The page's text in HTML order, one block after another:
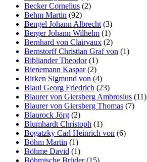
Becker Cornelius (2)
Behm Martin (92)
Bengel Johann Albrecht(3)
Berger Johann Wilhelm (1)
Bernhard von Clairvaux (2)
Bernstorff Christian Graf von (1)
Bibliander Theodor(1)
Bienemann Kaspar(2)
Birken Sigmund von (4)
Blaul Georg Friedrich (23)
Blaurer von Giersberg Ambrosius (11)
Blaurer von Giersberg Thomas (7)
Blaurock Jörg (2)
Blumhardt Christoph (1)
Bogatzky Carl Heinrich von (6)
Böhm Martin (1)
Böhme David (1)